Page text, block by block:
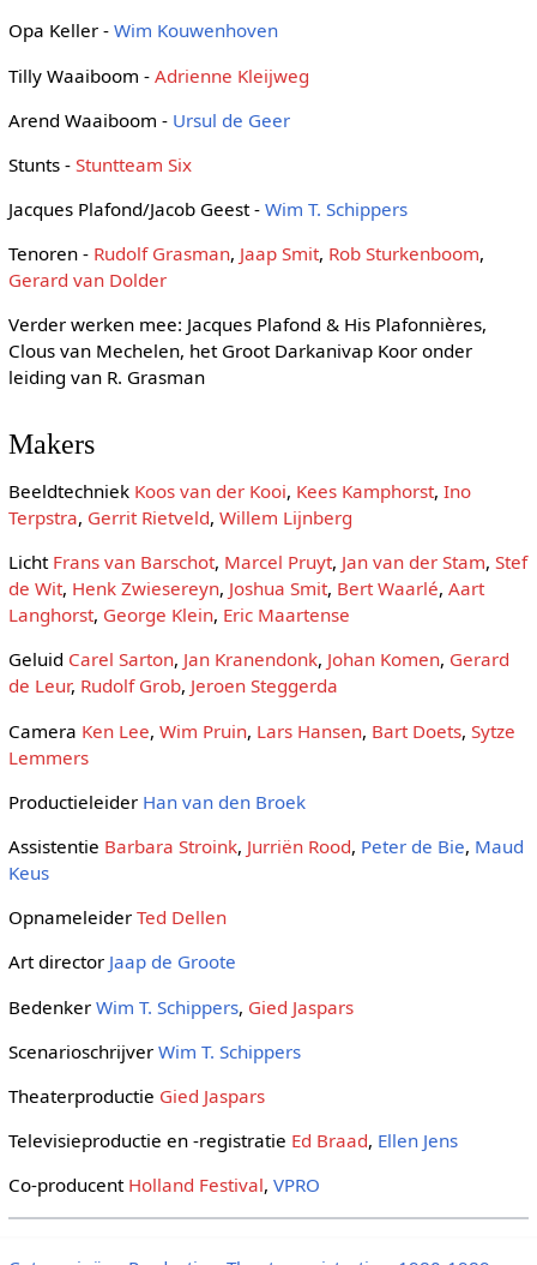
Opa Keller - Wim Kouwenhoven
Tilly Waaiboom - Adrienne Kleijweg
Arend Waaiboom - Ursul de Geer
Stunts - Stuntteam Six
Jacques Plafond/Jacob Geest - Wim T. Schippers
Tenoren - Rudolf Grasman, Jaap Smit, Rob Sturkenboom,
Gerard van Dolder
Verder werken mee: Jacques Plafond & His Plafonnières,
Clous van Mechelen, het Groot Darkanivap Koor onder
leiding van R. Grasman
Makers
Beeldtechniek Koos van der Kooi, Kees Kamphorst, Ino
Terpstra, Gerrit Rietveld, Willem Lijnberg
Licht Frans van Barschot, Marcel Pruyt, Jan van der Stam, Stef
de Wit, Henk Zwiesereyn, Joshua Smit, Bert Waarlé, Aart
Langhorst, George Klein, Eric Maartense
Geluid Carel Sarton, Jan Kranendonk, Johan Komen, Gerard
de Leur, Rudolf Grob, Jeroen Steggerda
Camera Ken Lee, Wim Pruin, Lars Hansen, Bart Doets, Sytze
Lemmers
Productieleider Han van den Broek
Assistentie Barbara Stroink, Jurriën Rood, Peter de Bie, Maud
Keus
Opnameleider Ted Dellen
Art director Jaap de Groote
Bedenker Wim T. Schippers, Gied Jaspars
Scenarioschrijver Wim T. Schippers
Theaterproductie Gied Jaspars
Televisieproductie en -registratie Ed Braad, Ellen Jens
Co-producent Holland Festival, VPRO